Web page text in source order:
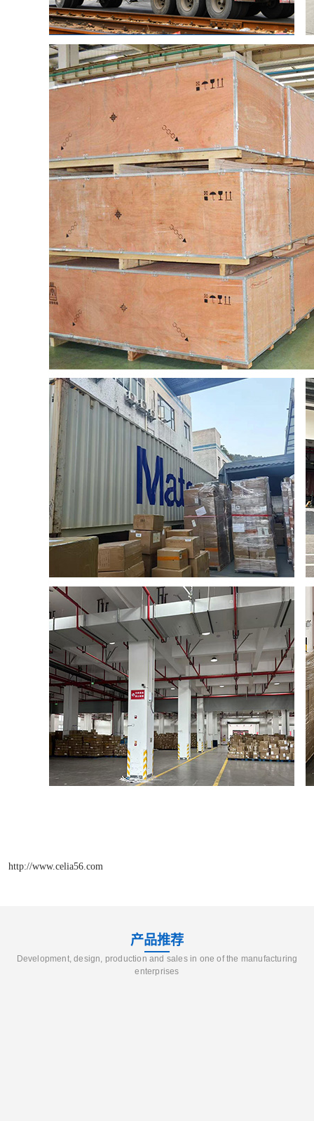
http://www.celia56.com
产品推荐
Development, design, production and sales in one of the manufacturing
enterprises